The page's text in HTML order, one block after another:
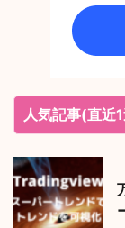
人気記事(直近